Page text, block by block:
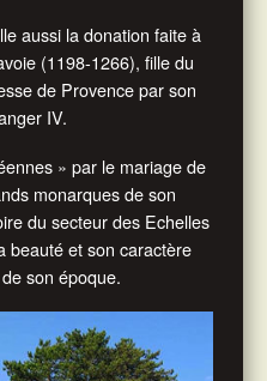
aussi la donation faite à
(1198-1266), fille du
de Provence par son
IV.
» par le mariage de
monarques de son
du secteur des Echelles
beauté et son caractère
son époque.